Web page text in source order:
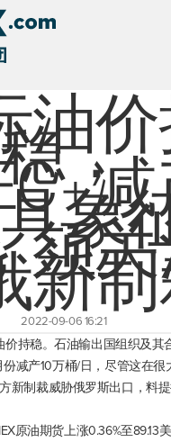
油
稳，
象
须
新
2022-09-06 16:21
价持稳。石油输出国组织及其
份减产10万桶/日，尽管这在很
新制裁威胁俄罗斯出口，料提
原油期货上涨0.36%至89.13